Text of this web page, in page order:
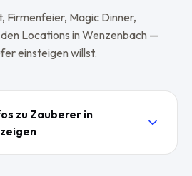
Firmenfeier, Magic Dinner,
Locations inWenzenbach —
einsteigen willst.
zu Zauberer in